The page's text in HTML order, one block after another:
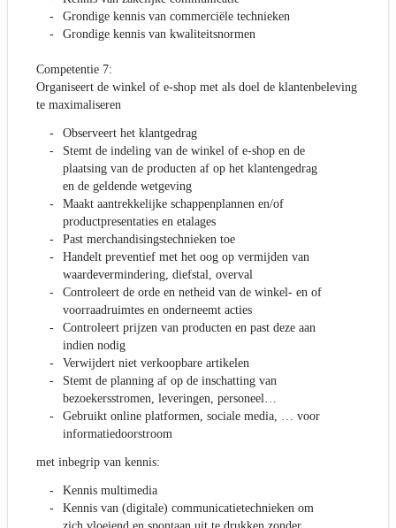
Grondige kennis van commerciële technieken
Grondige kennis van kwaliteitsnormen
Competentie 7:
Organiseert de winkel of e-shop met als doel de klantenbeleving
te maximaliseren
Observeert het klantgedrag
Stemt de indeling van de winkel of e-shop en de
plaatsing van de producten af op het klantengedrag
en de geldende wetgeving
Maakt aantrekkelijke schappenplannen en/of
productpresentaties en etalages
Past merchandisingstechnieken toe
Handelt preventief met het oog op vermijden van
waardevermindering, diefstal, overval
Controleert de orde en netheid van de winkel- en of
voorraadruimtes en onderneemt acties
Controleert prijzen van producten en past deze aan
indien nodig
Verwijdert niet verkoopbare artikelen
Stemt de planning af op de inschatting van
bezoekersstromen, leveringen, personeel…
Gebruikt online platformen, sociale media, … voor
informatiedoorstroom
met inbegrip van kennis:
Kennis multimedia
Kennis van (digitale) communicatietechnieken om